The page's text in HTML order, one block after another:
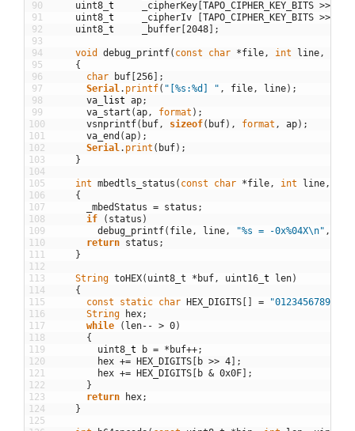
90
91
92
93
94
95
96
97
98
99
100
101
102
103
104
105
106
107
108
109
110
111
112
113
114
115
116
117
118
119
120
121
122
123
124
125
uint8 t _cipherKey [TAPO_CIPHER_KEY_BITS >>
uint8 t _cipherIv [TAPO_CIPHER_KEY_BITS >>
uint8 t _buffer [2048] ;
void debug_printf( const char *file , int line ,
{
char
buf [256] ;
Serial . printf( "[%s:%d] " , file , line) ;
va list ap;
va_start (ap , format ) ;
vsnprintf( buf , sizeof( buf) , format , ap) ;
va_end (ap) ;
Serial . print ( buf) ;
}
int mbedtls_status ( const char *file , int line ,
{
_mbedStatus = status ;
if
( status )
debug_printf( file , line , "%s = -0x%04X\n" ,
return status ;
}
String toHEX( uint8_t * buf , uint16 t len)
{
const
static char HEX_DIGITS [ ] =
String
hex;
while
( len-- > 0)
{
uint8 t b = * buf++;
hex += HEX_DIGITS [ b >> 4] ;
hex += HEX_DIGITS [ b & 0x0F] ;
}
return
hex;
}